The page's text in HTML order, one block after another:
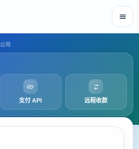
司
支付 API 远程收款